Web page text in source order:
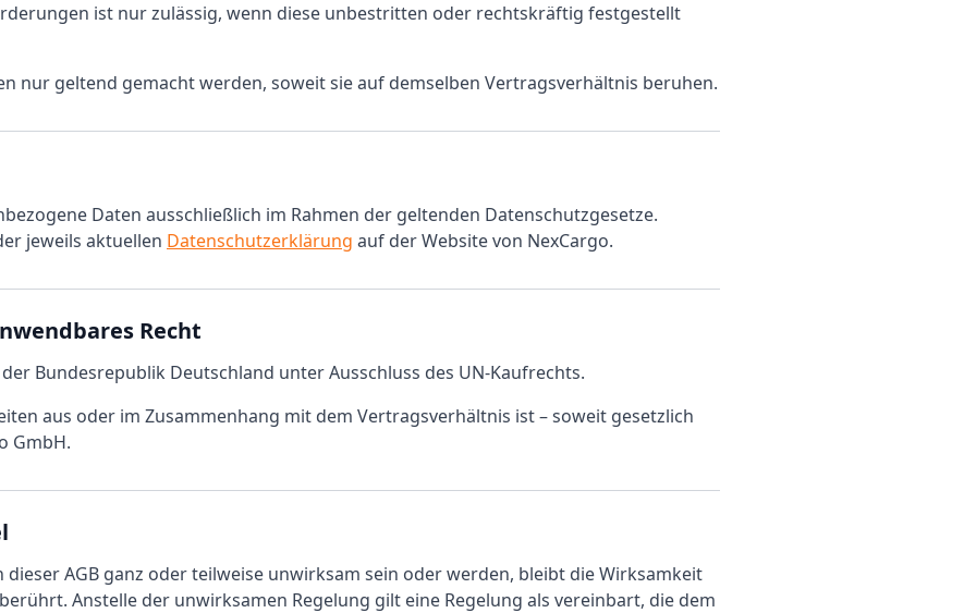
ist nur zulässig, wenn diese unbestritten oder rechtskräftig festgestellt
nur geltend gemacht werden, soweit sie auf demselben Vertragsverhältnis beruhen.
Daten ausschließlich im Rahmen der geltenden Datenschutzgesetze.
jeweils aktuellen Datenschutzerklärung auf der Website von NexCargo.
Recht
Bundesrepublik Deutschland unter Ausschluss des UN-Kaufrechts.
aus oder im Zusammenhang mit dem Vertragsverhältnis ist – soweit gesetzlich
GmbH.
AGB ganz oder teilweise unwirksam sein oder werden, bleibt die Wirksamkeit
Anstelle der unwirksamen Regelung gilt eine Regelung als vereinbart, die dem